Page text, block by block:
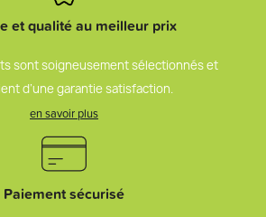
et qualité au meilleur prix
sont soigneusement sélectionnés et
d’une garantie satisfaction.
en savoir plus
Paiement sécurisé